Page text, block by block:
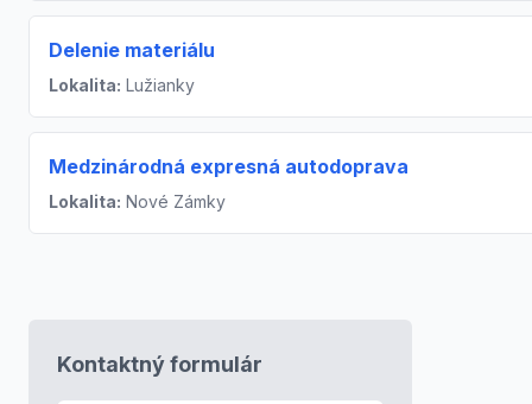
Delenie materiálu
Lokalita: Lužianky
Medzinárodná expresná autodoprava
Lokalita: Nové Zámky
Kontaktný formulár